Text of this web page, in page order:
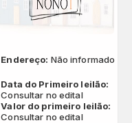
Endereço: Não informado
Data do Primeiro leilão:
Consultar no edital
Valor do primeiro leilão:
Consultar no edital